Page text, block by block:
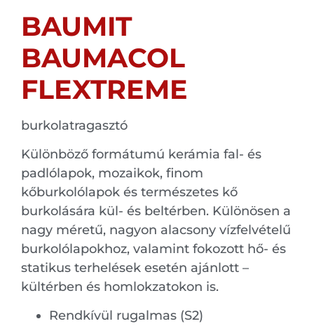
BAUMIT
BAUMACOL
FLEXTREME
burkolatragasztó
Különböző formátumú kerámia fal- és
padlólapok, mozaikok, finom
kőburkolólapok és természetes kő
burkolására kül- és beltérben. Különösen a
nagy méretű, nagyon alacsony vízfelvételű
burkolólapokhoz, valamint fokozott hő- és
statikus terhelések esetén ajánlott –
kültérben és homlokzatokon is.
Rendkívül rugalmas (S2)